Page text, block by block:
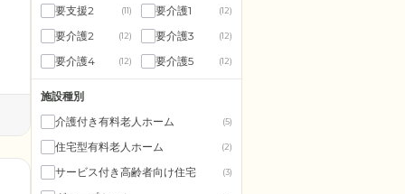
要支援2 (11) 要介護1 (12)
要介護2 (12) 要介護3 (12)
要介護4 (12) 要介護5 (12)
施設種別
介護付き有料老人ホーム
(5)
住宅型有料老人ホーム (2)
サービス付き高齢者向け住宅 (3)